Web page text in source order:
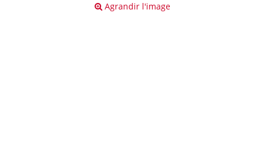
Agrandir l'image